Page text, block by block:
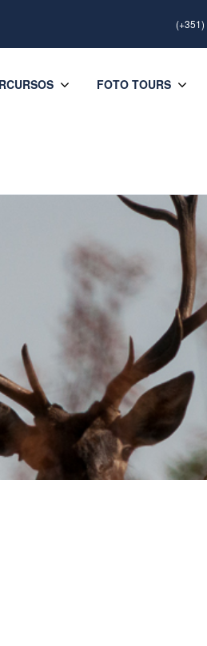
FOTO TOURS